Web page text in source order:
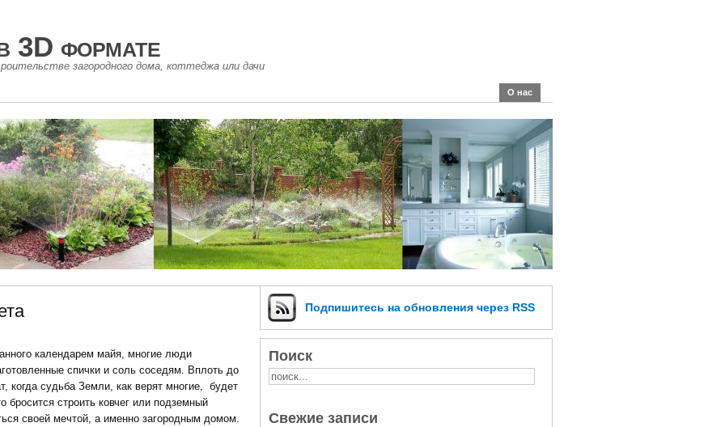
3D формате
загородного дома, коттеджа или дачи
О нас
календарем майя, многие люди
спички и соль соседям. Вплоть до
когда судьба Земли, как верят многие, будет
строить ковчег или подземный
своей мечтой, а именно загородным домом.
Подпишитесь на обновления через RSS
Поиск
Свежие записи